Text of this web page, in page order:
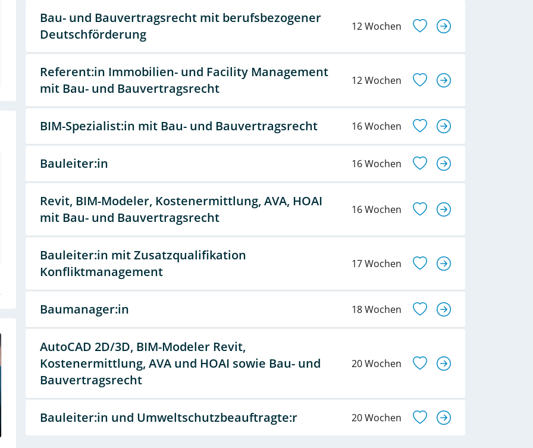
Bau- und Bauvertragsrecht mit berufsbezogener
Deutschförderung
12 Wochen
Referent:in Immobilien- und Facility Management
mit Bau- und Bauvertragsrecht
12 Wochen
BIM-Spezialist:in mit Bau- und Bauvertragsrecht 16 Wochen
Bauleiter:in 16 Wochen
Revit, BIM-Modeler, Kostenermittlung, AVA, HOAI
mit Bau- und Bauvertragsrecht
16 Wochen
Bauleiter:in mit Zusatzqualifikation
Konfliktmanagement
17 Wochen
Baumanager:in 18 Wochen
AutoCAD 2D/3D, BIM-Modeler Revit,
Kostenermittlung, AVA und HOAI sowie Bau- und
Bauvertragsrecht
20 Wochen
Bauleiter:in und Umweltschutzbeauftragte:r 20 Wochen